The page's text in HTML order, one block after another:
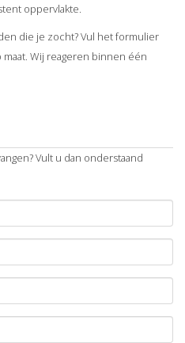
oppervlakte.
die je zocht? Vul het formulier
Wij reageren binnen één
Vult u dan onderstaand